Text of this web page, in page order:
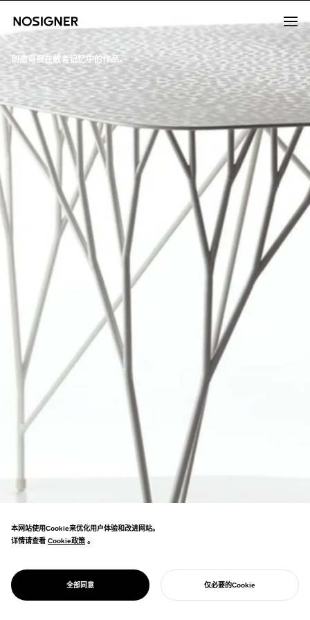
首页 SELECT LANGUAGE
创造寄宿在触者记忆中的作品。
PRODUCT DESIGN
产品设计
产品设计不是制造物品，而是塑造物品与人之
间的连接方式。
本网站使用Cookie来优化用户体验和改进网站。
详情请查看 Cookie政策
Cookie政策 。
全部同意 仅必要的Cookie